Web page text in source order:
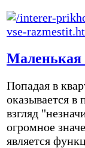
Маленькая
Попадая в
оказывается
взгляд
огромное
является